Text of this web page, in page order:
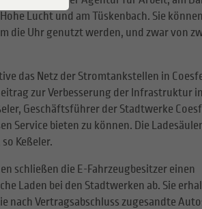
Lucht und am Tüskenbach. Sie
die Uhr genutzt werden, und zwar von
das Netz der Stromtankstellen in
zur Verbesserung der Infrastruktur
Geschäftsführer der Stadtwerke
Service bieten zu können. Die
Keßeler.
schließen die E-Fahrzeugbesitzer einen
Laden bei den Stadtwerken ab. Sie
nach Vertragsabschluss zugesandte